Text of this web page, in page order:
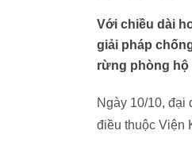
Với chiều dài
giải pháp
rừng phòng hộ
Ngày 10/10, đại
điều thuộc Viện